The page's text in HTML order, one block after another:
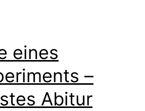
eines
–
Abitur